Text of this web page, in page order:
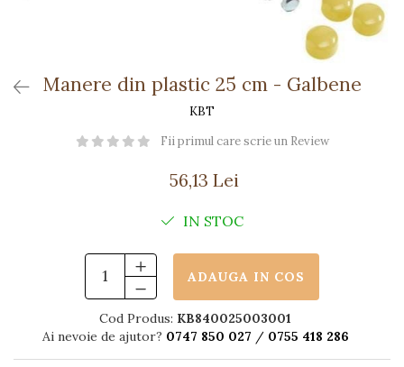
MașinuțeManere din plastic 25 cm - Galbene
KBT
Fii primul care scrie un Review
56,13 Lei
IN STOC
ADAUGA IN COS
Cod Produs: KB840025003001
Ai nevoie de ajutor? 0747 850 027 / 0755 418 286